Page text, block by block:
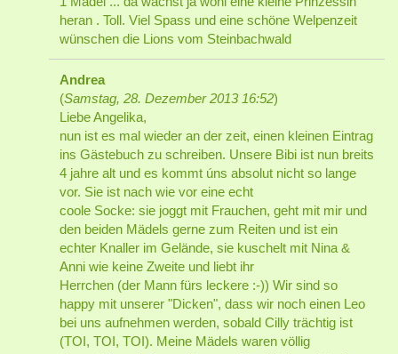
heran . Toll. Viel Spass und eine schöne Welpenzeit
wünschen die Lions vom Steinbachwald
Andrea
(Samstag, 28. Dezember 2013 16:52)
Liebe Angelika,
nun ist es mal wieder an der zeit, einen kleinen Eintrag
ins Gästebuch zu schreiben. Unsere Bibi ist nun breits
4 jahre alt und es kommt úns absolut nicht so lange
vor. Sie ist nach wie vor eine echt
coole Socke: sie joggt mit Frauchen, geht mit mir und
den beiden Mädels gerne zum Reiten und ist ein
echter Knaller im Gelände, sie kuschelt mit Nina &
Anni wie keine Zweite und liebt ihr
Herrchen (der Mann fürs leckere :-)) Wir sind so
happy mit unserer "Dicken", dass wir noch einen Leo
bei uns aufnehmen werden, sobald Cilly trächtig ist
(TOI, TOI, TOI). Meine Mädels waren völlig